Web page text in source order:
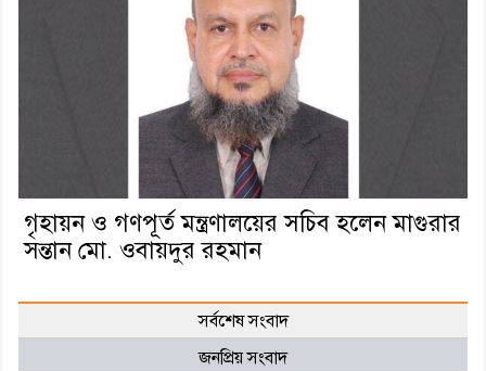
গৃহায়ন ও গণপূর্ত মন্ত্রণালয়ের সচিব হলেন মাগুরার
সন্তান মো. ওবায়দুর রহমান
সর্বশেষ সংবাদ
জনপ্রিয় সংবাদ